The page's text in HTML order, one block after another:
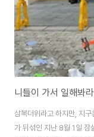
삼복더위라고 하지만, 지구
가 뒤섞인 지난 8월 1일 잠